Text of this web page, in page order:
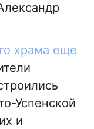
храма еще
Успенской
и